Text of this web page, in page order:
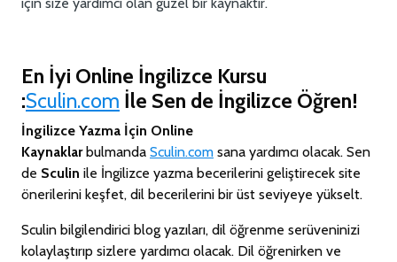
En İyi Online İngilizce Kursu
:Sculin.com İle Sen de İngilizce Öğren!
İngilizce Yazma İçin Online
Kaynaklarbulmanda Sculin.com sana yardımcı olacak. Sen
de Sculin ile İngilizce yazma becerilerini geliştirecek site
önerilerini keşfet, dil becerilerini bir üst seviyeye yükselt.
Sculin bilgilendirici blog yazıları, dil öğrenme serüveninizi
kolaylaştırıp sizlere yardımcı olacak. Dil öğrenirken ve